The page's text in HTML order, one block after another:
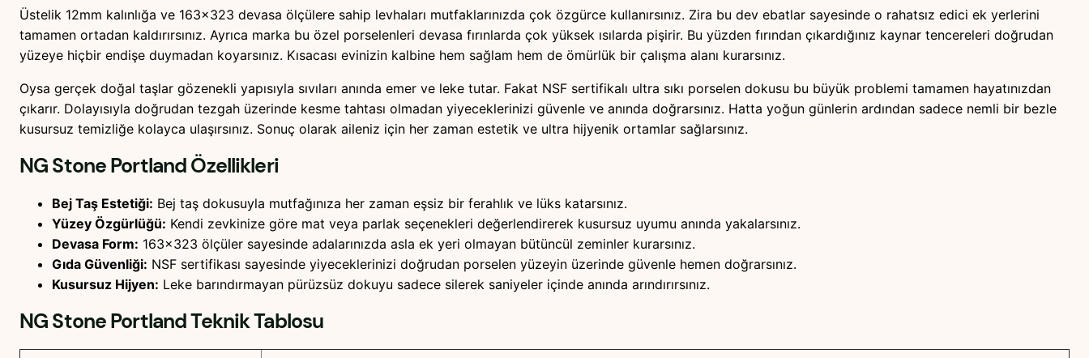
Üstelik 12mm kalınlığa ve 163×323 devasa ölçülere sahip levhaları mutfaklarınızda çok özgürce kullanırsınız. Zira bu dev ebatlar sayesinde o rahatsız edici ek yerlerini
tamamen ortadan kaldırırsınız. Ayrıca marka bu özel porselenleri devasa fırınlarda çok yüksek ısılarda pişirir. Bu yüzden fırından çıkardığınız kaynar tencereleri doğrudan
yüzeye hiçbir endişe duymadan koyarsınız. Kısacası evinizin kalbine hem sağlam hem de ömürlük bir çalışma alanı kurarsınız.
Oysa gerçek doğal taşlar gözenekli yapısıyla sıvıları anında emer ve leke tutar. Fakat NSF sertifikalı ultra sıkı porselen dokusu bu büyük problemi tamamen hayatınızdan
çıkarır. Dolayısıyla doğrudan tezgah üzerinde kesme tahtası olmadan yiyeceklerinizi güvenle ve anında doğrarsınız. Hatta yoğun günlerin ardından sadece nemli bir bezle
kusursuz temizliğe kolayca ulaşırsınız. Sonuç olarak aileniz için her zaman estetik ve ultra hijyenik ortamlar sağlarsınız.
NG Stone PortlandÖzellikleri
Bej Taş Estetiği: Bej taş dokusuyla mutfağınıza her zaman eşsiz bir ferahlık ve lüks katarsınız.
Yüzey Özgürlüğü: Kendi zevkinize göre mat veya parlak seçenekleri değerlendirerek kusursuz uyumu anında yakalarsınız.
Devasa Form: 163×323 ölçüler sayesinde adalarınızda asla ek yeri olmayan bütüncül zeminler kurarsınız.
Gıda Güvenliği: NSF sertifikası sayesinde yiyeceklerinizi doğrudan porselen yüzeyin üzerinde güvenle hemen doğrarsınız.
Kusursuz Hijyen: Leke barındırmayan pürüzsüz dokuyu sadece silerek saniyeler içinde anında arındırırsınız.
NG Stone PortlandTeknik Tablosu